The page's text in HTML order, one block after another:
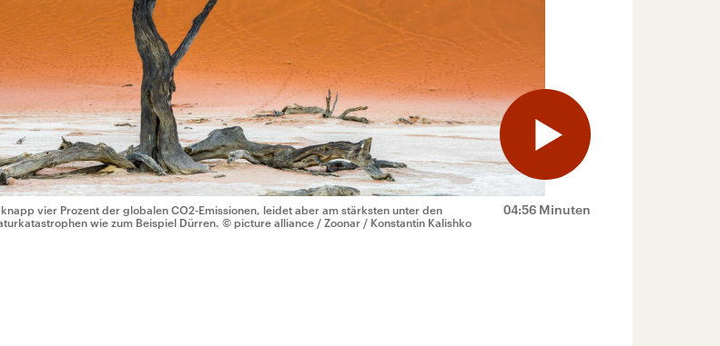
04:56 Minuten
vier Prozent der globalen CO2-Emissionen, leidet aber am stärksten unter den
wie zum Beispiel Dürren. © picture alliance / Zoonar / Konstantin Kalishko